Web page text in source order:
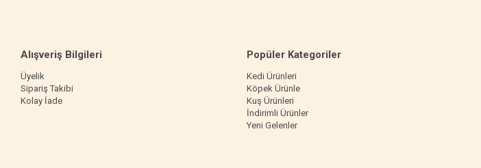
Alışveriş Bilgileri
Üyelik
Sipariş Takibi
Kolay İade
Popüler Kategoriler
Kedi Ürünleri
Köpek Ürünle
Kuş Ürünleri
İndirimli Ürünler
Yeni Gelenler